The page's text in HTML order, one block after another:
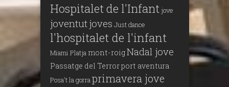
Hospitalet de l'Infant jove
joventutjoves Just dance
l'hospitalet de l'infant
Miami Platja mont-roigNadal jove
Passatge del Terrorport aventura
Posa't la gorra primavera jove